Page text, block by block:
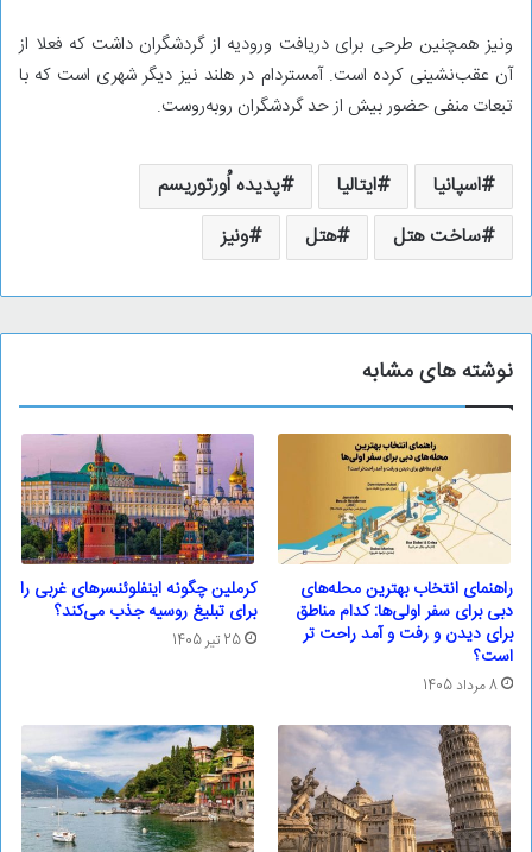
ونیز همچنین طرحی برای دریافت ورودیه از گردشگران داشت که فعلا از
آن عقب‌نشینی کرده است. آمستردام در هلند نیز دیگر شهری است که با
تبعات منفی حضور بیش از حد گردشگران روبه‌روست.
اسپانیا ایتالیا
پدیده اُورتوریسم
ساخت هتل
هتل ونیز
نوشته های مشابه
راهنمای انتخاب بهترین محله‌های
دبی برای سفر اولی‌ها: کدام مناطق
برای دیدن و رفت و آمد راحت تر
است؟
8 مرداد 1405
کرملین چگونه اینفلوئنسرهای غربی را
برای تبلیغ روسیه جذب می‌کند؟
25 تیر 1405